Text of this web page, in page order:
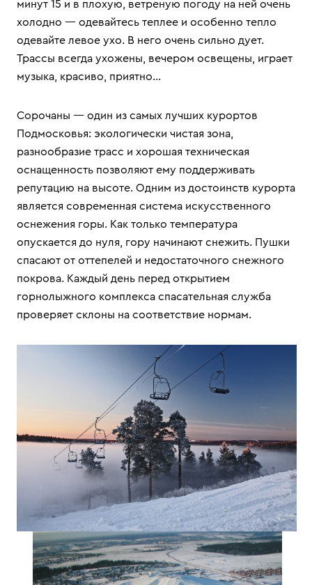
минут 15 и в плохую, ветреную погоду на ней очень
холодно — одевайтесь теплее и особенно тепло
одевайте левое ухо. В него очень сильно дует.
Трассы всегда ухожены, вечером освещены, играет
музыка, красиво, приятно...
Сорочаны — один из самых лучших курортов
Подмосковья: экологически чистая зона,
разнообразие трасс и хорошая техническая
оснащенность позволяют ему поддерживать
репутацию на высоте. Одним из достоинств курорта
является современная система искусственного
оснежения горы. Как только температура
опускается до нуля, гору начинают снежить. Пушки
спасают от оттепелей и недостаточного снежного
покрова. Каждый день перед открытием
горнолыжного комплекса спасательная служба
проверяет склоны на соответствие нормам.